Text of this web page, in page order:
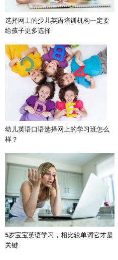
选择网上的少儿英语培训机构一定要
给孩子更多选择
幼儿英语口语选择网上的学习班怎么
样？
5岁宝宝英语学习，相比较单词它才是
关键